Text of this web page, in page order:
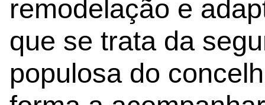
remodelação e
que se trata da
populosa do